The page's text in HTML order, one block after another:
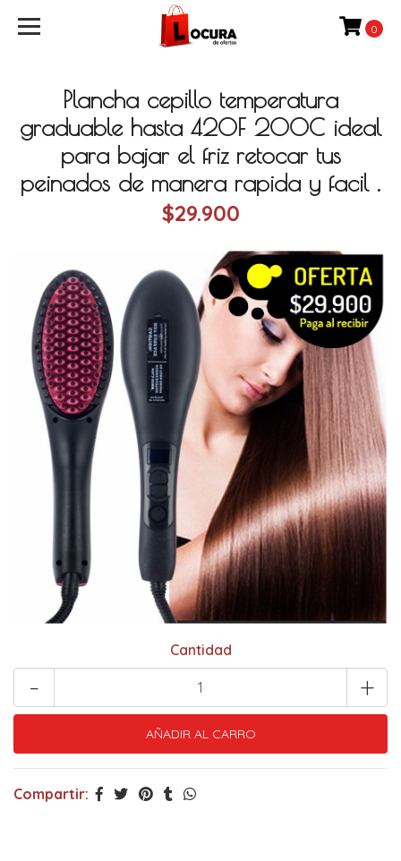
0
Plancha cepillo temperatura
graduable hasta 420F 200C ideal
para bajar el friz retocar tus
peinados de manera rapida y facil .
$29.900
Cantidad
+
-
Compartir: